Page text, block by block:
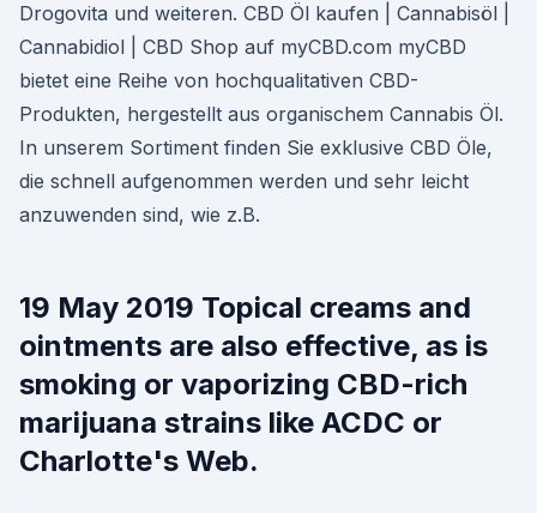
Drogovita und weiteren. CBD Öl kaufen | Cannabisöl |
Cannabidiol | CBD Shop auf myCBD.com myCBD
bietet eine Reihe von hochqualitativen CBD-
Produkten, hergestellt aus organischem Cannabis Öl.
In unserem Sortiment finden Sie exklusive CBD Öle,
die schnell aufgenommen werden und sehr leicht
anzuwenden sind, wie z.B.
19 May 2019 Topical creams and
ointments are also effective, as is
smoking or vaporizing CBD-rich
marijuana strains like ACDC or
Charlotte's Web.